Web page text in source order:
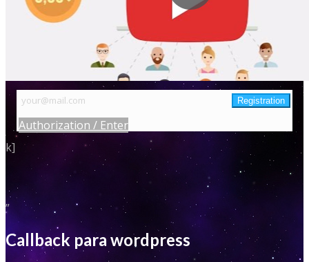
Authorization / Enter
k]
”
Callback para wordpress